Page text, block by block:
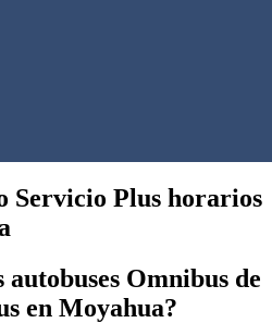
Servicio Plus horarios
autobuses Omnibus de
en Moyahua?